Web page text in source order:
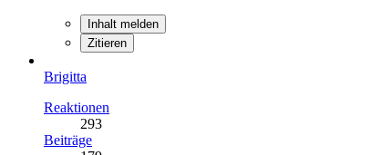
Inhalt melden
Zitieren
Brigitta
Reaktionen
293
Beiträge